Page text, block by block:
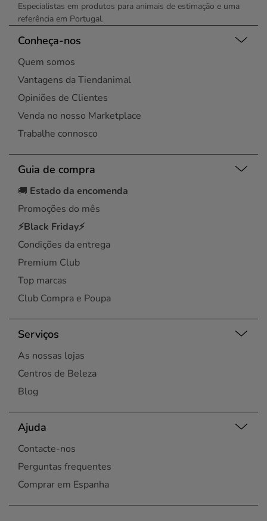
Especialistas em produtos para animais de estimação e uma
referência em Portugal.
Conheça-nos
Quem somos
Vantagens da Tiendanimal
Opiniões de Clientes
Venda no nosso Marketplace
Trabalhe connosco
Guia de compra
🚚 Estado da encomenda
Promoções do mês
⚡Black Friday⚡
Condições da entrega
Premium Club
Top marcas
Club Compra e Poupa
Serviços
As nossas lojas
Centros de Beleza
Blog
Ajuda
Contacte-nos
Perguntas frequentes
Comprar em Espanha